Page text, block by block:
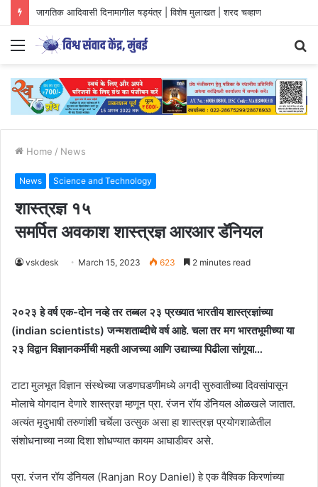
जागतिक आदिवासी दिनामागील षड्यंत्र | विशेष मुलाखत | शरद चव्हाण
Menu
Home / News
News Science and Technology
शास्त्रज्ञ १५
समर्पित अवकाश शास्त्रज्ञ आरआर डॅनियल
vskdesk March 15, 2023 623 2 minutes read
२०२३ हे वर्ष एक-दोन नव्हे तर तब्बल २३ प्रख्यात भारतीय शास्त्रज्ञांच्या
(indian scientists) जन्मशताब्दीचे वर्ष आहे. चला तर मग भारतभूमीच्या या
२३ विद्वान विज्ञानकर्मींची महती आजच्या आणि उद्याच्या पिढीला सांगूया…
टाटा मुलभूत विज्ञान संस्थेच्या जडणघडणीमध्ये अगदी सुरुवातीच्या दिवसांपासून
मोलाचे योगदान देणारे शास्त्रज्ञ म्हणून प्रा. रंजन रॉय डॅनियल ओळखले जातात.
अत्यंत मृदुभाषी तरुणांशी चर्चेला उत्सुक असा हा शास्त्रज्ञ प्रयोगशाळेतील
संशोधनाच्या नव्या दिशा शोधण्यात कायम आघाडीवर असे.
प्रा. रंजन रॉय डॅनियल (Ranjan Roy Daniel) हे एक वैश्विक किरणांच्या